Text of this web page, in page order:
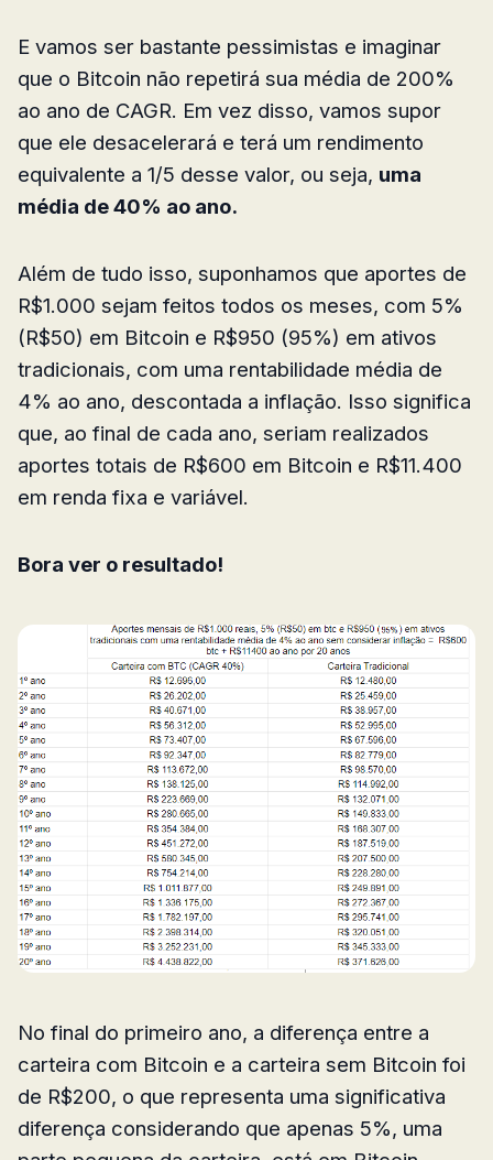
E vamos ser bastante pessimistas e imaginar
que o Bitcoin não repetirá sua média de 200%
ao ano de CAGR. Em vez disso, vamos supor
que ele desacelerará e terá um rendimento
equivalente a 1/5 desse valor, ou seja, uma
média de 40% ao ano.
Além de tudo isso, suponhamos que aportes de
R$1.000 sejam feitos todos os meses, com 5%
(R$50) em Bitcoin e R$950 (95%) em ativos
tradicionais, com uma rentabilidade média de
4% ao ano, descontada a inflação. Isso significa
que, ao final de cada ano, seriam realizados
aportes totais de R$600 em Bitcoin e R$11.400
em renda fixa e variável.
Bora ver o resultado!
No final do primeiro ano, a diferença entre a
carteira com Bitcoin e a carteira sem Bitcoin foi
de R$200, o que representa uma significativa
diferença considerando que apenas 5%, uma